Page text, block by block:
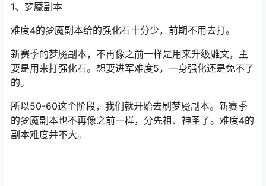
1、梦魇副本
难度4的梦魇副本给的强化石十分少，前期不用去打。
新赛季的梦魇副本，不再像之前一样是用来升级雕文，主
要是用来打强化石。想要进军难度5，一身强化还是免不了
的。
所以50-60这个阶段，我们就开始去刷梦魇副本。新赛季
的梦魇副本也不再像之前一样，分先祖、神圣了。难度4的
副本难度并不大。